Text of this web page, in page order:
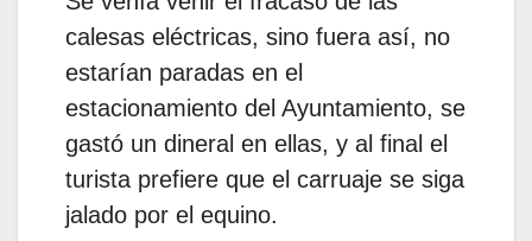
calesas eléctricas, sino fuera así, no
estarían paradas en el
estacionamiento del Ayuntamiento, se
gastó un dineral en ellas, y al final el
turista prefiere que el carruaje se siga
jalado por el equino.